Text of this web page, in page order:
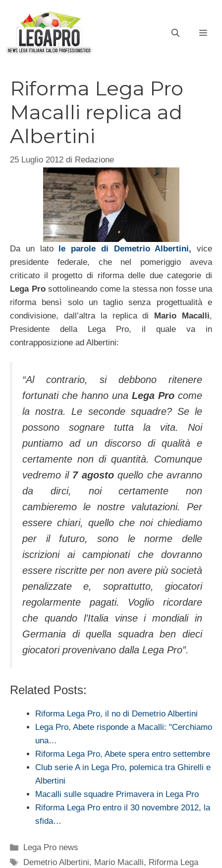
contenuto
Riforma Lega Pro
Macalli replica ad
Albertini
25 Luglio 2012 di Redazione
Da un lato le parole di Demetrio Albertini, vice
presidente federale, che nel pomeriggio aveva
criticato il progetto di riforma delle due categorie di
Lega Prosottolineando come la stessa non fosse una
riforma bensì solo un taglio senza progettualità e
condivisione, dall’altra la replica di Mario Macalli,
Presidente della Lega Pro, il quale va in
contrapposizione ad Albertini:
“Al contrario, si debbono ritenere
fortunati che hanno una Lega Pro come
la nostra. Le seconde squadre? Se le
possono sognare tutta la vita. Noi
puntiamo ad un discorso di qualità e
certamente non di quantità. Comunque
vedremo il7 agostoquello che avranno
da dirci, noi certamente non
cambieremo le nostre valutazioni. Per
essere chiari, quello che noi chiediamo
per il futuro, sono le norme delle
iscrizioni ai campionati che dovranno
essere riscritte per non avere più società
penalizzate e, soprattutto, giocatori
regolarmente pagati. Voglio ricordare
che quando l’Italia vinse i mondiali in
Germania di quella squadra ben dieci
giocatori provenivano dalla Lega Pro”.
Related Posts:
Riforma Lega Pro, il no di Demetrio Albertini
Lega Pro, Abete risponde a Macalli: "Cerchiamo
una…
Riforma Lega Pro, Abete spera entro settembre
Club serie A in Lega Pro, polemica tra Ghirelli e
Albertini
Macalli sulle squadre Primavera in Lega Pro
Riforma Lega Pro entro il 30 novembre 2012, la
sfida…
Categorie
Lega Pro news
Tag
Demetrio Albertini, Mario Macalli, Riforma Lega